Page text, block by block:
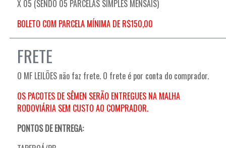
X 05 (SENDO 05 PARCELAS SIMPLES MENSAIS)
BOLETO COM PARCELA MÍNIMA DE R$150,00
FRETE
O MF LEILÕES não faz frete. O frete é por conta do comprador.
OS PACOTES DE SÊMEN SERÃO ENTREGUES NA MALHA
RODOVIÁRIA SEM CUSTO AO COMPRADOR.
PONTOS DE ENTREGA: